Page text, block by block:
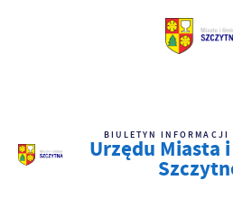
BIULETYN INFORMACJI
Urzędu Miasta